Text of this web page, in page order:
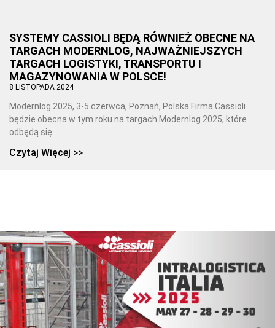
SYSTEMY CASSIOLI BĘDĄ RÓWNIEŻ OBECNE NA
TARGACH MODERNLOG, NAJWAŻNIEJSZYCH
TARGACH LOGISTYKI, TRANSPORTU I
MAGAZYNOWANIA W POLSCE!
8 LISTOPADA 2024
Modernlog 2025, 3-5 czerwca, Poznań, Polska Firma Cassioli
będzie obecna w tym roku na targach Modernlog 2025, które
odbędą się
Czytaj Więcej >>